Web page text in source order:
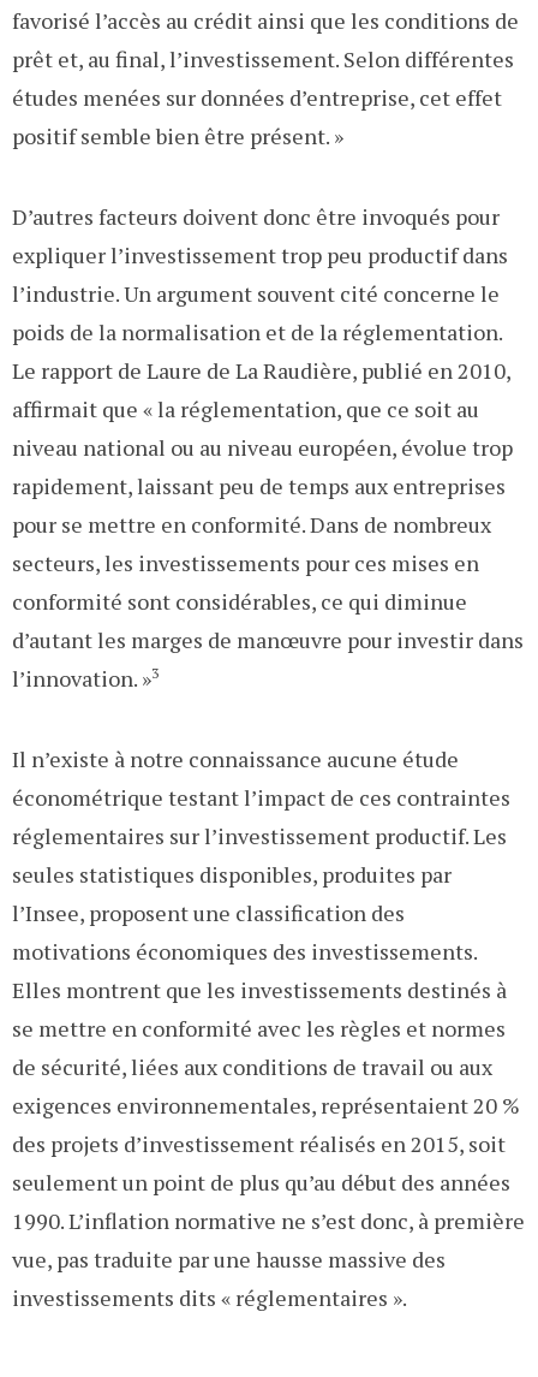
favorisé l’accès au crédit ainsi que les conditions de
prêt et, au final, l’investissement. Selon différentes
études menées sur données d’entreprise, cet effet
positif semble bien être présent. »
D’autres facteurs doivent donc être invoqués pour
expliquer l’investissement trop peu productif dans
l’industrie. Un argument souvent cité concerne le
poids de la normalisation et de la réglementation.
Le rapport de Laure de La Raudière, publié en 2010,
affirmait que « la réglementation, que ce soit au
niveau national ou au niveau européen, évolue trop
rapidement, laissant peu de temps aux entreprises
pour se mettre en conformité. Dans de nombreux
secteurs, les investissements pour ces mises en
conformité sont considérables, ce qui diminue
d’autant les marges de manœuvre pour investir dans
l’innovation. »3
Il n’existe à notre connaissance aucune étude
économétrique testant l’impact de ces contraintes
réglementaires sur l’investissement productif. Les
seules statistiques disponibles, produites par
l’Insee, proposent une classification des
motivations économiques des investissements.
Elles montrent que les investissements destinés à
se mettre en conformité avec les règles et normes
de sécurité, liées aux conditions de travail ou aux
exigences environnementales, représentaient 20 %
des projets d’investissement réalisés en 2015, soit
seulement un point de plus qu’au début des années
1990. L’inflation normative ne s’est donc, à première
vue, pas traduite par une hausse massive des
investissements dits « réglementaires ».